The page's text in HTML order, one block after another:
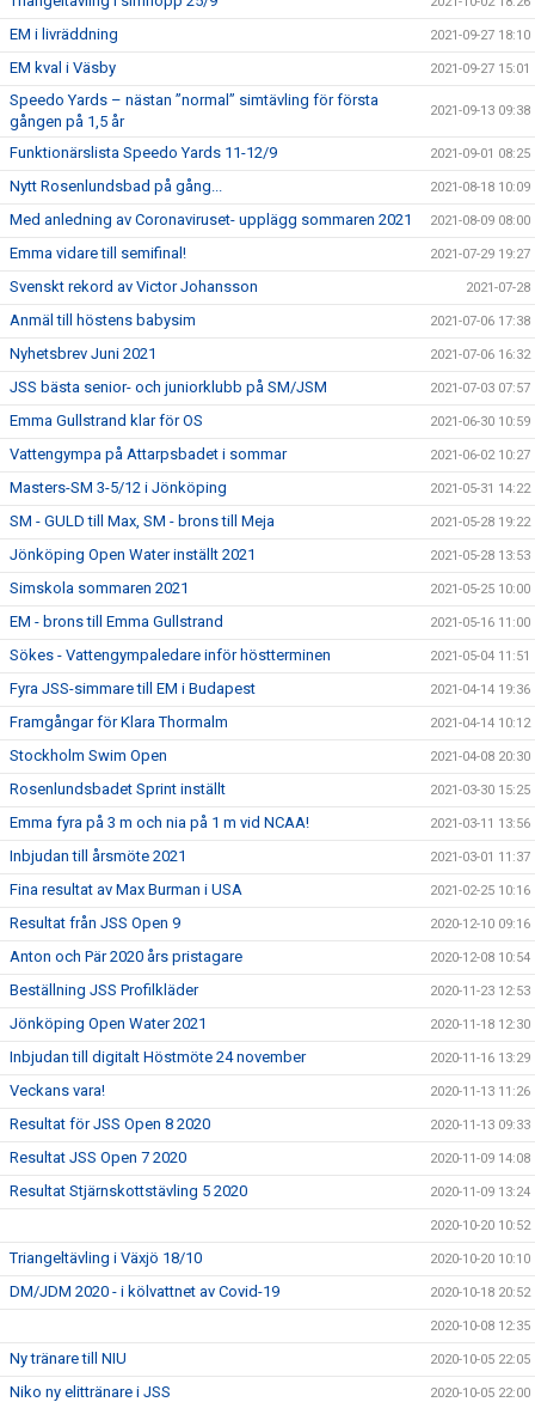
EM i livräddning 2021-09-27 18:10
EM kval i Väsby 2021-09-27 15:01
Speedo Yards – nästan ”normal” simtävling för första
gången på 1,5 år
2021-09-13 09:38
Funktionärslista Speedo Yards 11-12/9 2021-09-01 08:25
Nytt Rosenlundsbad på gång... 2021-08-18 10:09
Med anledning av Coronaviruset- upplägg sommaren 2021 2021-08-09 08:00
Emma vidare till semifinal! 2021-07-29 19:27
Svenskt rekord av Victor Johansson 2021-07-28
Anmäl till höstens babysim 2021-07-06 17:38
Nyhetsbrev Juni 2021 2021-07-06 16:32
JSS bästa senior- och juniorklubb på SM/JSM 2021-07-03 07:57
Emma Gullstrand klar för OS 2021-06-30 10:59
Vattengympa på Attarpsbadet i sommar 2021-06-02 10:27
Masters-SM 3-5/12 i Jönköping 2021-05-31 14:22
SM - GULD till Max, SM - brons till Meja 2021-05-28 19:22
Jönköping Open Water inställt 2021 2021-05-28 13:53
Simskola sommaren 2021 2021-05-25 10:00
EM - brons till Emma Gullstrand 2021-05-16 11:00
Sökes - Vattengympaledare inför höstterminen 2021-05-04 11:51
Fyra JSS-simmare till EM i Budapest 2021-04-14 19:36
Framgångar för Klara Thormalm 2021-04-14 10:12
Stockholm Swim Open 2021-04-08 20:30
Rosenlundsbadet Sprint inställt 2021-03-30 15:25
Emma fyra på 3 m och nia på 1 m vid NCAA! 2021-03-11 13:56
Inbjudan till årsmöte 2021 2021-03-01 11:37
Fina resultat av Max Burman i USA 2021-02-25 10:16
Resultat från JSS Open 9 2020-12-10 09:16
Anton och Pär 2020 års pristagare 2020-12-08 10:54
Beställning JSS Profilkläder 2020-11-23 12:53
Jönköping Open Water 2021 2020-11-18 12:30
Inbjudan till digitalt Höstmöte 24 november 2020-11-16 13:29
Veckans vara! 2020-11-13 11:26
Resultat för JSS Open 8 2020 2020-11-13 09:33
Resultat JSS Open 7 2020 2020-11-09 14:08
Resultat Stjärnskottstävling 5 2020 2020-11-09 13:24
2020-10-20 10:52
Triangeltävling i Växjö 18/10 2020-10-20 10:10
DM/JDM 2020 - i kölvattnet av Covid-19 2020-10-18 20:52
2020-10-08 12:35
Ny tränare till NIU 2020-10-05 22:05
Niko ny elittränare i JSS 2020-10-05 22:00